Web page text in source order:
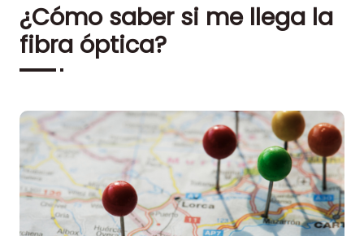
¿Cómo saber si me llega la
fibra óptica?